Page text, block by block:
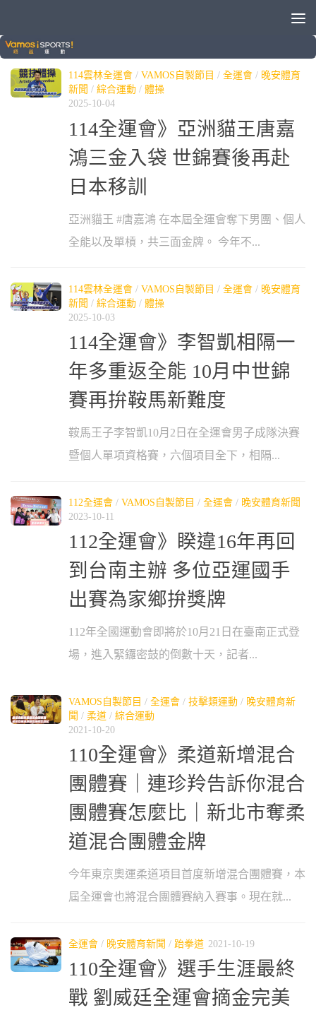
分類：全運會
114雲林全運會 / VAMOS自製節目 / 全運會 / 晚安體育
新聞 / 綜合運動 / 體操
2025-10-04
114全運會》亞洲貓王唐嘉
鴻三金入袋 世錦賽後再赴
日本移訓
亞洲貓王 #唐嘉鴻 在本屆全運會奪下男團、個人
全能以及單槓，共三面金牌。 今年不...
114雲林全運會 / VAMOS自製節目 / 全運會 / 晚安體育
新聞 / 綜合運動 / 體操
2025-10-03
114全運會》李智凱相隔一
年多重返全能 10月中世錦
賽再拚鞍馬新難度
鞍馬王子李智凱10月2日在全運會男子成隊決賽
暨個人單項資格賽，六個項目全下，相隔...
112全運會 / VAMOS自製節目 / 全運會 / 晚安體育新聞
2023-10-11
112全運會》睽違16年再回
到台南主辦 多位亞運國手
出賽為家鄉拚獎牌
112年全國運動會即將於10月21日在臺南正式登
場，進入緊鑼密鼓的倒數十天，記者...
VAMOS自製節目 / 全運會 / 技擊類運動 / 晚安體育新
聞 / 柔道 / 綜合運動
2021-10-20
110全運會》柔道新增混合
團體賽｜連珍羚告訴你混合
團體賽怎麼比｜新北市奪柔
道混合團體金牌
今年東京奧運柔道項目首度新增混合團體賽，本
屆全運會也將混合團體賽納入賽事。現在就...
全運會 / 晚安體育新聞 / 跆拳道 2021-10-19
110全運會》選手生涯最終
戰 劉威廷全運會摘金完美